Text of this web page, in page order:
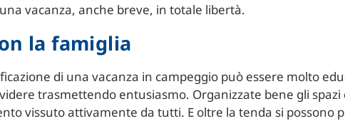
vacanza, anche breve, in totale libertà.
la famiglia
di una vacanza in campeggio può essere molto
trasmettendo entusiasmo. Organizzate bene gli spazi
vissuto attivamente da tutti. E oltre la tenda si possono